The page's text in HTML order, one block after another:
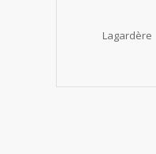
Lagardère